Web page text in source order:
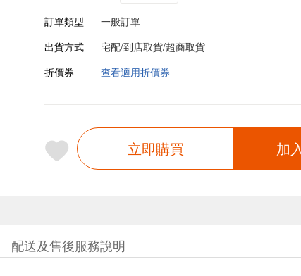
訂單類型
一般訂單
出貨方式
宅配/到店取貨/超商取貨
折價券
查看適用折價券
立即購買 加
配送及售後服務說明